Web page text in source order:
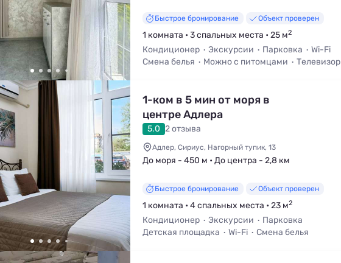
Быстрое бронирование Объект проверен
1 комната • 3 спальных места • 25 м2
Кондиционер Экскурсии Парковка
Wi-Fi
Смена белья
Можно с питомцами Телевизор
1-ком в 5 мин от моря в
центре Адлера
5.0 2 отзыва
Адлер, Сириус, Нагорный тупик, 13
До моря - 450 м • До центра - 2,8 км
Быстрое бронирование Объект проверен
1 комната • 4 спальных места • 23 м2
Кондиционер Экскурсии
Парковка
Детская площадка
Wi-Fi
Смена белья